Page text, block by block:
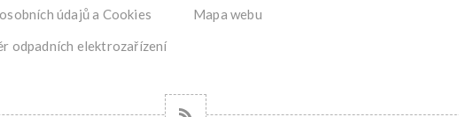
údajů a Cookies
odpadních elektrozařízení
Mapa webu